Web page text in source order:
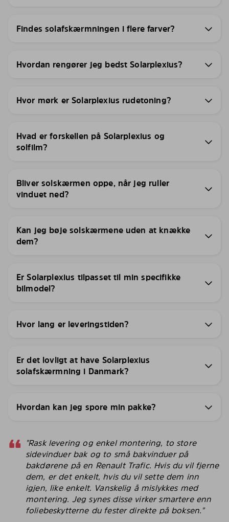
Findes solafskærmningen i flere farver?
Hvordan rengører jeg bedst Solarplexius?
Hvor mørk er Solarplexius rudetoning?
Hvad er forskellen på Solarplexius og
solfilm?
Bliver solskærmen oppe, når jeg ruller
vinduet ned?
Kan jeg bøje solskærmene uden at knække
dem?
Er Solarplexius tilpasset til min specifikke
bilmodel?
Hvor lang er leveringstiden?
Er det lovligt at have Solarplexius
solafskærmning i Danmark?
Hvordan kan jeg spore min pakke?
"Rask levering og enkel montering, to store
sidevinduer bak og to små bakvinduer på
bakdørene på en Renault Trafic. Hvis du vil fjerne
dem, er det enkelt, hvis du vil sette dem inn
igjen, like enkelt. Vanskelig å mislykkes med
montering. Jeg synes disse virker smartere enn
foliebeskytterne du fester direkte på boksen."